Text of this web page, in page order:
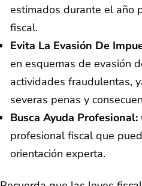
estimados durante el año
fiscal.
Evita La Evasión De
en esquemas de evasión
actividades fraudulentas,
severas penas y
Busca Ayuda Profesional:
profesional fiscal que
orientación experta.